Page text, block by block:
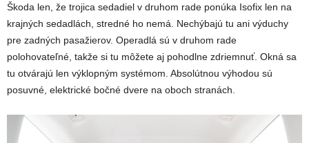
Škoda len, že trojica sedadiel v druhom rade ponúka Isofix len na
krajných sedadlách, stredné ho nemá. Nechýbajú tu ani výduchy
pre zadných pasažierov. Operadlá sú v druhom rade
polohovateľné, takže si tu môžete aj pohodlne zdriemnuť. Okná sa
tu otvárajú len výklopným systémom. Absolútnou výhodou sú
posuvné, elektrické bočné dvere na oboch stranách.